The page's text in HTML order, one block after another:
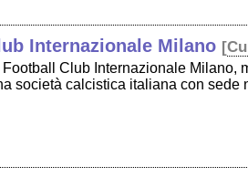
Internazionale Milano [
Football Club Internazionale Milano,
società calcistica italiana con sede